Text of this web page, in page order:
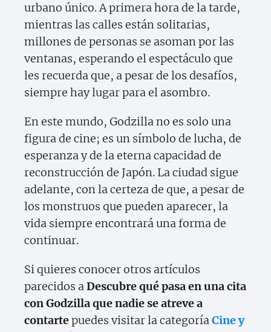
urbano único. A primera hora de la tarde,
mientras las calles están solitarias,
millones de personas se asoman por las
ventanas, esperando el espectáculo que
les recuerda que, a pesar de los desafíos,
siempre hay lugar para el asombro.
En este mundo, Godzilla no es solo una
figura de cine; es un símbolo de lucha, de
esperanza y de la eterna capacidad de
reconstrucción de Japón. La ciudad sigue
adelante, con la certeza de que, a pesar de
los monstruos que pueden aparecer, la
vida siempre encontrará una forma de
continuar.
Si quieres conocer otros artículos
parecidos aDescubre qué pasa en una cita
con Godzilla que nadie se atreve a
contartepuedes visitar la categoríaCine y